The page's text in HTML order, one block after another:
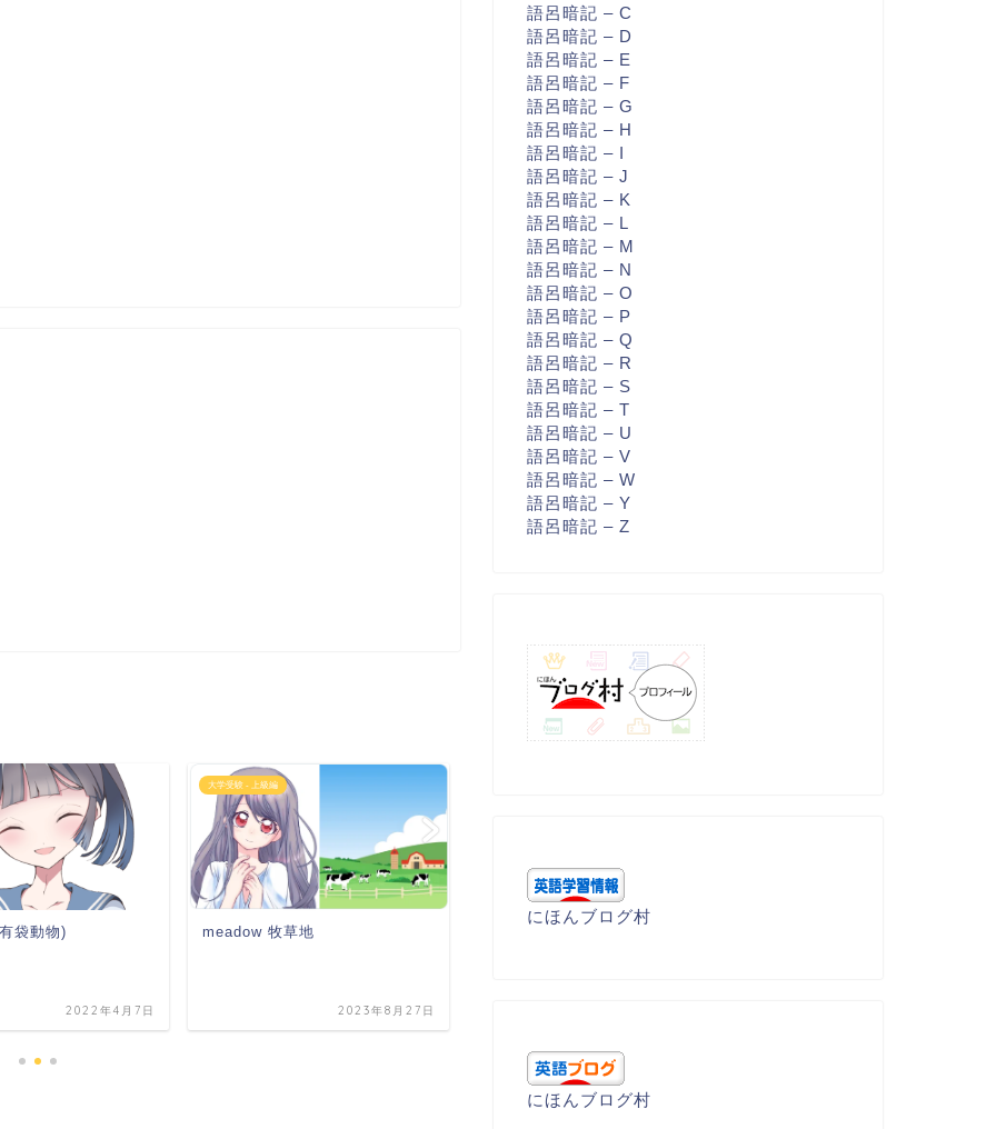
袋動物)
2022年4月7日
大学受験 - 上級編
meadow 牧草地
2023年8月27日
語呂暗記 – C
語呂暗記 – D
語呂暗記 – E
語呂暗記 – F
語呂暗記 – G
語呂暗記 – H
語呂暗記 – I
語呂暗記 – J
語呂暗記 – K
語呂暗記 – L
語呂暗記 – M
語呂暗記 – N
語呂暗記 – O
語呂暗記 – P
語呂暗記 – Q
語呂暗記 – R
語呂暗記 – S
語呂暗記 – T
語呂暗記 – U
語呂暗記 – V
語呂暗記 – W
語呂暗記 – Y
語呂暗記 – Z
にほんブログ村
にほんブログ村